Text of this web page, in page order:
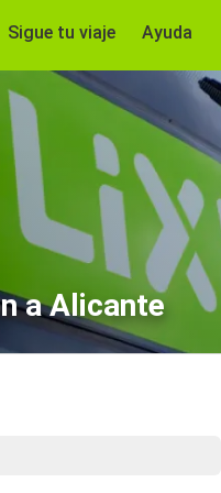
Sigue tu viaje Ayuda
a Alicante